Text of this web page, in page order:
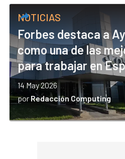
NOTICIAS
Forbes destaca a
como una de las
para trabajar en
14 May 2026
porRedacción Computing